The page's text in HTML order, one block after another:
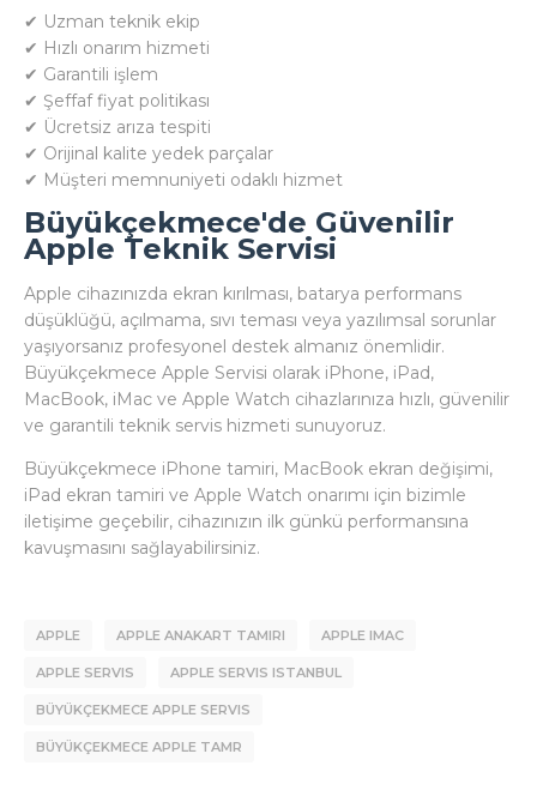
✔ Uzman teknik ekip
✔ Hızlı onarım hizmeti
✔ Garantili işlem
✔ Şeffaf fiyat politikası
✔ Ücretsiz arıza tespiti
✔ Orijinal kalite yedek parçalar
✔ Müşteri memnuniyeti odaklı hizmet
Büyükçekmece'de Güvenilir
Apple Teknik Servisi
Apple cihazınızda ekran kırılması, batarya performans
düşüklüğü, açılmama, sıvı teması veya yazılımsal sorunlar
yaşıyorsanız profesyonel destek almanız önemlidir.
Büyükçekmece Apple Servisi olarak iPhone, iPad,
MacBook, iMac ve Apple Watch cihazlarınıza hızlı, güvenilir
ve garantili teknik servis hizmeti sunuyoruz.
Büyükçekmece iPhone tamiri, MacBook ekran değişimi,
iPad ekran tamiri ve Apple Watch onarımı için bizimle
iletişime geçebilir, cihazınızın ilk günkü performansına
kavuşmasını sağlayabilirsiniz.
APPLE APPLE ANAKART TAMIRI APPLE IMAC
APPLE SERVIS APPLE SERVIS ISTANBUL
BÜYÜKÇEKMECE APPLE SERVIS
BÜYÜKÇEKMECE APPLE TAMR